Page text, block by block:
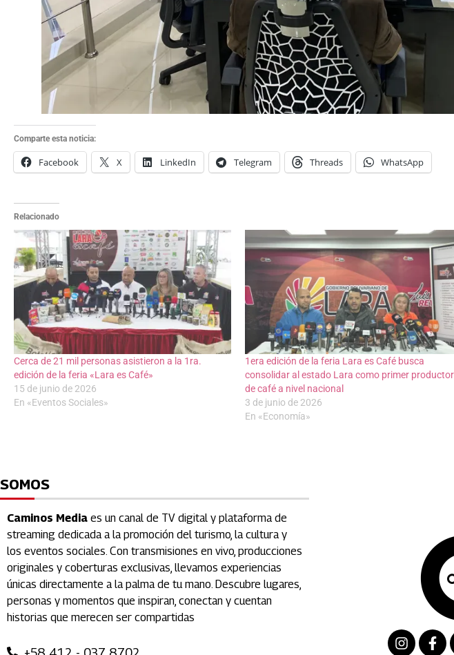
Comparte esta noticia:
Facebook X LinkedIn Telegram Threads WhatsApp
Relacionado
Cerca de 21 mil personas asistieron a la 1ra.
edición de la feria «Lara es Café»
15 de junio de 2026
En «Eventos Sociales»
1era edición de la feria Lara es Café busca
consolidar al estado Lara como primer productor
de café a nivel nacional
3 de junio de 2026
En «Economía»
SOMOS
Caminos Media es un canal de TV digital y plataforma de
streaming dedicada a la promoción del turismo, la cultura y
los eventos sociales. Con transmisiones en vivo, producciones
originales y coberturas exclusivas, llevamos experiencias
únicas directamente a la palma de tu mano. Descubre lugares,
personas y momentos que inspiran, conectan y cuentan
historias que merecen ser compartidas